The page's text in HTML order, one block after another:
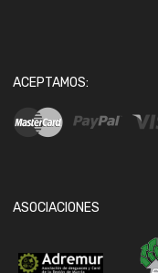
ACEPTAMOS:
ASOCIACIONES